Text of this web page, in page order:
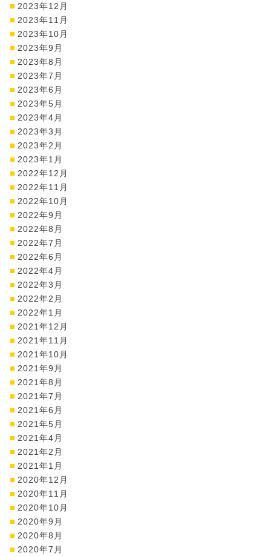
2023年12月
2023年11月
2023年10月
2023年9月
2023年8月
2023年7月
2023年6月
2023年5月
2023年4月
2023年3月
2023年2月
2023年1月
2022年12月
2022年11月
2022年10月
2022年9月
2022年8月
2022年7月
2022年6月
2022年4月
2022年3月
2022年2月
2022年1月
2021年12月
2021年11月
2021年10月
2021年9月
2021年8月
2021年7月
2021年6月
2021年5月
2021年4月
2021年2月
2021年1月
2020年12月
2020年11月
2020年10月
2020年9月
2020年8月
2020年7月